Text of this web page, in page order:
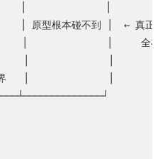
│              │
│ 原型根本碰不到 │  ← 真正
│              │     全在
│              │
│              │